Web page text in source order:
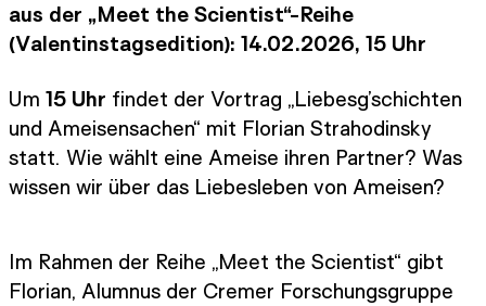
aus der „Meet the Scientist“-Reihe
(Valentinstagsedition): 14.02.2026, 15 Uhr
Um 15 Uhr findet der Vortrag „Liebesg’schichten
und Ameisensachen“ mit Florian Strahodinsky
statt. Wie wählt eine Ameise ihren Partner? Was
wissen wir über das Liebesleben von Ameisen?
Im Rahmen der Reihe „Meet the Scientist“ gibt
Florian, Alumnus der Cremer Forschungsgruppe